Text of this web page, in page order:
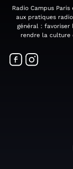
Radio Campus
aux pratiques
général : favoriser
rendre la culture